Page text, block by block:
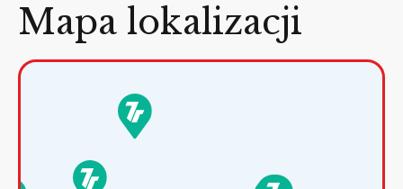
Mapa lokalizacji